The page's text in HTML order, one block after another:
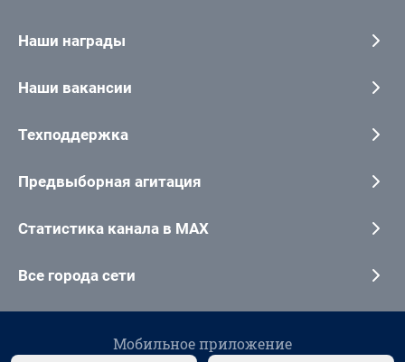
Наши награды
Наши вакансии
Техподдержка
Предвыборная агитация
Статистика канала в MAX
Все города сети
Мобильное приложение